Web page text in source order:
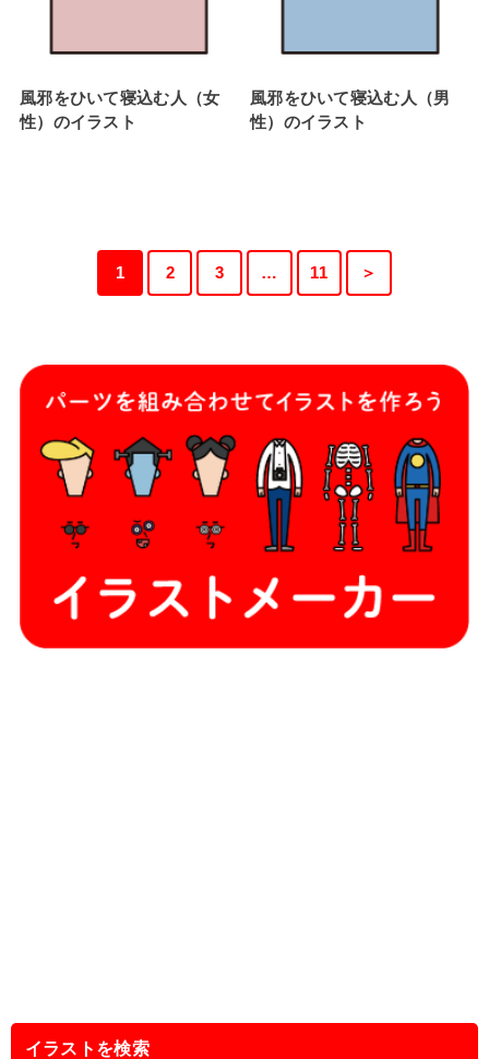
風邪をひいて寝込む人（女
性）のイラスト
風邪をひいて寝込む人（男
性）のイラスト
1 2 3 … 11 ＞
イラストを検索